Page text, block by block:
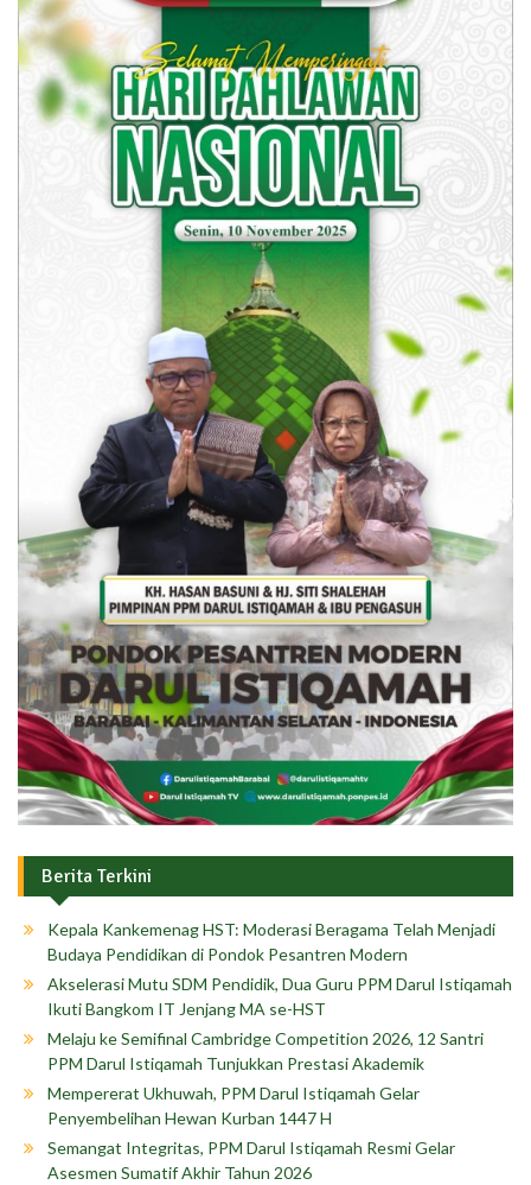
Berita Terkini
Kepala Kankemenag HST: Moderasi Beragama Telah Menjadi
Budaya Pendidikan di Pondok Pesantren Modern
Akselerasi Mutu SDM Pendidik, Dua Guru PPM Darul Istiqamah
Ikuti Bangkom IT Jenjang MA se-HST
Melaju ke Semifinal Cambridge Competition 2026, 12 Santri
PPM Darul Istiqamah Tunjukkan Prestasi Akademik
Mempererat Ukhuwah, PPM Darul Istiqamah Gelar
Penyembelihan Hewan Kurban 1447 H
Semangat Integritas, PPM Darul Istiqamah Resmi Gelar
Asesmen Sumatif Akhir Tahun 2026